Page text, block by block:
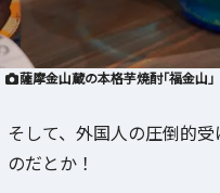
薩摩金山蔵の本格芋焼酎「福金山」
そして、外国人の圧倒的
のだとか！